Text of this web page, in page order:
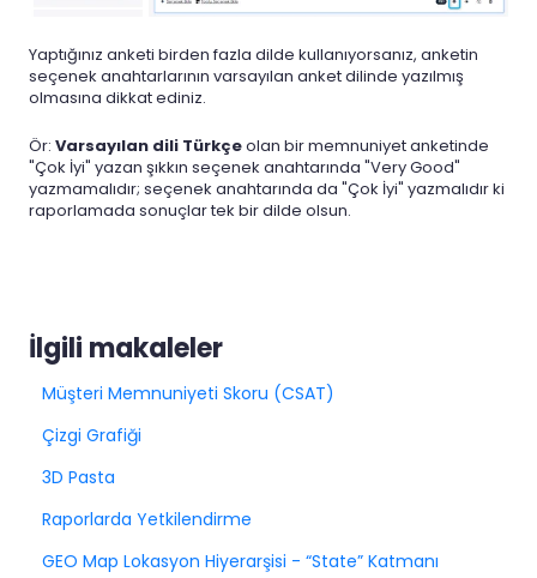
Yaptığınız anketi birden fazla dilde kullanıyorsanız, anketin
seçenek anahtarlarının varsayılan anket dilinde yazılmış
olmasına dikkat ediniz.
Ör: Varsayılan dili Türkçeolan bir memnuniyet anketinde
"Çok İyi" yazan şıkkın seçenek anahtarında "Very Good"
yazmamalıdır; seçenek anahtarında da "Çok İyi" yazmalıdır ki
raporlamada sonuçlar tek bir dilde olsun.
İlgili makaleler
Müşteri Memnuniyeti Skoru (CSAT)
Çizgi Grafiği
3D Pasta
Raporlarda Yetkilendirme
GEO Map Lokasyon Hiyerarşisi - “State” Katmanı